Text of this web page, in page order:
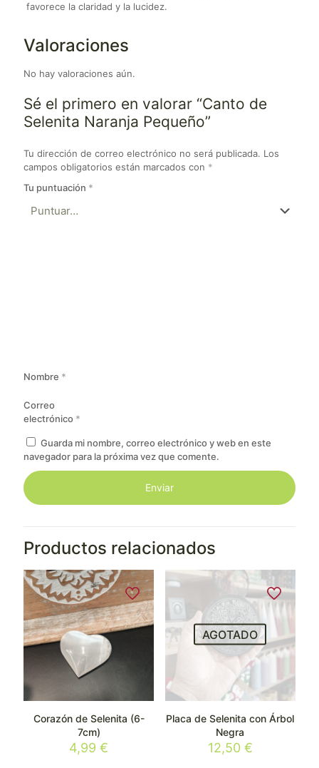
favorece la claridad y la lucidez.
Valoraciones
No hay valoraciones aún.
Sé el primero en valorar “Canto de
Selenita Naranja Pequeño”
Tu dirección de correo electrónico no será publicada. Los
campos obligatorios están marcados con *
Tu puntuación *
Nombre *
Correo
electrónico *
Guarda mi nombre, correo electrónico y web en este
navegador para la próxima vez que comente.
Productos relacionados
Corazón de Selenita (6-
7cm)
4,99€
AGOTADO
Placa de Selenita con Árbol
Negra
12,50 €